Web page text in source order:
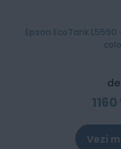
Epson EcoTank
1160
Vezi